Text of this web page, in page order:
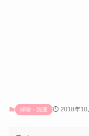
掃除・洗濯 2018年10